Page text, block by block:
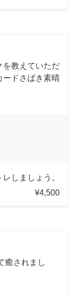
を教えていただ
ードさばき素晴
しましょう。
¥4,500
癒されまし